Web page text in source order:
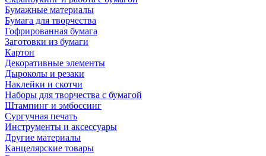
Бумажные материалы
Бумага для творчества
Гофрированная бумага
Заготовки из бумаги
Картон
Декоративные элементы
Дыроколы и резаки
Наклейки и скотчи
Наборы для творчества с бумагой
Штампинг и эмбоссинг
Сургучная печать
Инструменты и аксессуары
Другие материалы
Канцелярские товары